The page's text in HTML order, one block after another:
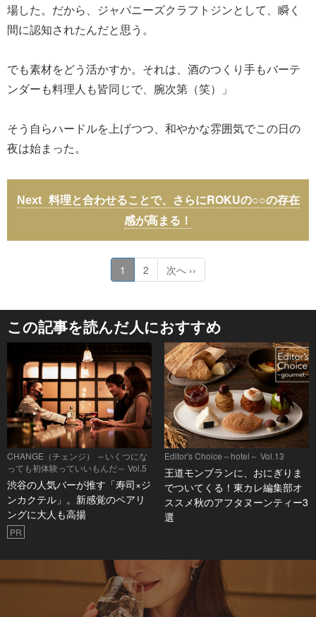
場した。だから、ジャパニーズクラフトジンとして、瞬く
間に認知されたんだと思う。
でも素材をどう活かすか。それは、酒のつくり手もバーテ
ンダーも料理人も皆同じで、腕次第（笑）」
そう自らハードルを上げつつ、和やかな雰囲気でこの日の
夜は始まった。
料理と合わせることで、さらにROKUの○○の存在
感が高まる！
1 2 次へ ››
この記事を読んだ人におすすめ
CHANGE（チェンジ） ～いくつにな
っても初体験っていいもんだ～ Vol.5
渋谷の人気バーが推す「寿司×ジ
ンカクテル」。新感覚のペアリ
ングに大人も高揚
PR
Editor's Choice～hotel～ Vol.13
王道モンブランに、おにぎりま
でついてくる！東カレ編集部オ
ススメ秋のアフタヌーンティー3
選